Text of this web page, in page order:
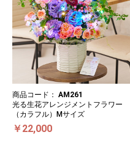
商品コード： AM261
光る生花アレンジメントフラワー
（カラフル）Mサイズ
￥22,000